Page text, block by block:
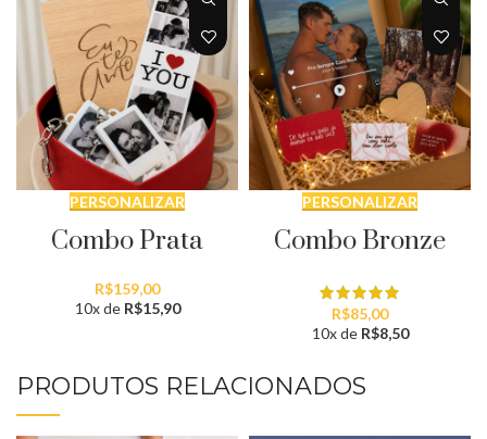
PERSONALIZAR
Combo Prata
R$159,00
10x de R$15,90
PERSONALIZAR
Combo Bronze
R$85,00
10x de R$8,50
PRODUTOS RELACIONADOS